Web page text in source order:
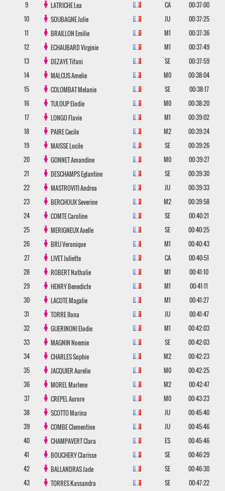
9
LATRICHELea CA
00:37:00
10
SOUBAGNEJulie JU
00:37:25
11
BRAILLONEmilie M1
00:37:36
12
ECHAUBARDVirginie M1
00:37:49
13
DEZAYETifani SE
00:37:59
14
MALCUSAmelie M0
00:38:04
15
COLOMBATMelanie SE
00:38:17
16
TULOUPElodie M0
00:38:20
17
LONGOFlavie M1
00:39:02
18
PAIRECecile M2
00:39:24
19
MAISSELucile SE
00:39:26
20
GONNETAmandine M0
00:39:27
21
DESCHAMPSEglantine SE
00:39:30
22
MASTROVITIAndrea JU
00:39:33
23
BERCHOUXSeverine M2
00:39:58
24
COMTECaroline SE
00:40:21
25
MERIGNEUXAxelle SE
00:40:25
26
BRUVeronique M1
00:40:43
27
LIVETJuliette CA
00:40:51
28
ROBERTNathalie M1
00:41:10
29
HENRYBenedicte M1
00:41:11
30
LACOTEMagalie M1
00:41:27
31
TORREIlona JU
00:41:47
32
GUERINONIElodie M1
00:42:03
33
MAGNINNoemie SE
00:42:03
34
CHARLESSophie M2
00:42:23
35
JACQUIERAurelie M0
00:42:25
36
MORELMarlene M2
00:42:47
37
CREPELAurore M0
00:43:23
38
SCOTTOMarina JU
00:45:40
39
COMBEClementine JU
00:45:46
40
CHAMPAVERTClara ES
00:45:46
41
BOUCHERYClarisse SE
00:46:29
42
BALLANDRASJade SE
00:46:30
43
TORRESKassandra SE
00:47:22